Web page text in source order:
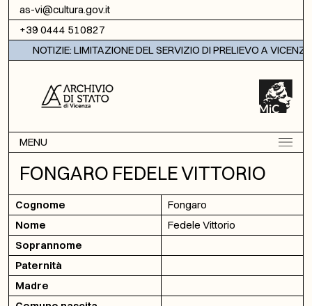
Vai al contenuto
as-vi@cultura.gov.it
+39 0444 510827
NOTIZIE: LIMITAZIONE DEL SERVIZIO DI PRELIEVO A VICENZA
MENU
FONGARO FEDELE VITTORIO
Cognome
Fongaro
Nome
Fedele Vittorio
Soprannome
Paternità
Madre